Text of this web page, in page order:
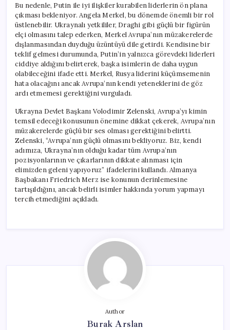
Bu nedenle, Putin ile iyi ilişkiler kurabilen liderlerin ön plana
çıkması bekleniyor. Angela Merkel, bu dönemde önemli bir rol
üstlenebilir. Ukraynalı yetkililer, Draghi gibi güçlü bir figürün
elçi olmasını talep ederken, Merkel Avrupa’nın müzakerelerde
dışlanmasından duyduğu üzüntüyü dile getirdi. Kendisine bir
teklif gelmesi durumunda, Putin’in yalnızca görevdeki liderleri
ciddiye aldığını belirterek, başka isimlerin de daha uygun
olabileceğini ifade etti. Merkel, Rusya liderini küçümsemenin
hata olacağını ancak Avrupa’nın kendi yeteneklerini de göz
ardı etmemesi gerektiğini vurguladı.
Ukrayna Devlet Başkanı Volodimir Zelenski, Avrupa’yı kimin
temsil edeceği konusunun önemine dikkat çekerek, Avrupa’nın
müzakerelerde güçlü bir ses olması gerektiğini belirtti.
Zelenski, “Avrupa’nın güçlü olmasını bekliyoruz. Biz, kendi
adımıza, Ukrayna’nın olduğu kadar tüm Avrupa’nın
pozisyonlarının ve çıkarlarının dikkate alınması için
elimizden geleni yapıyoruz” ifadelerini kullandı. Almanya
Başbakanı Friedrich Merz ise konunun derinlemesine
tartışıldığını, ancak belirli isimler hakkında yorum yapmayı
tercih etmediğini açıkladı.
Author
Burak Arslan